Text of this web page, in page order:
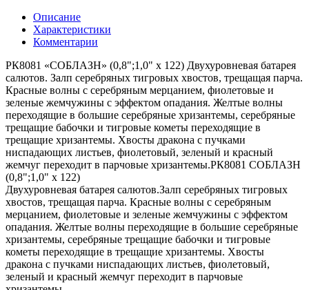
Описание
Характеристики
Комментарии
РК8081 «СОБЛАЗН» (0,8";1,0" х 122) Двухуровневая батарея
салютов. Залп серебряных тигровых хвостов, трещащая парча.
Красные волны с серебряным мерцанием, фиолетовые и
зеленые жемчужины с эффектом опадания. Желтые волны
переходящие в большие серебряные хризантемы, серебряные
трещащие бабочки и тигровые кометы переходящие в
трещащие хризантемы. Хвосты дракона с пучками
ниспадающих листьев, фиолетовый, зеленый и красный
жемчуг переходит в парчовые хризантемы.РК8081 СОБЛАЗН
(0,8";1,0" х 122)
Двухуровневая батарея салютов.Залп серебряных тигровых
хвостов, трещащая парча. Красные волны с серебряным
мерцанием, фиолетовые и зеленые жемчужины с эффектом
опадания. Желтые волны переходящие в большие серебряные
хризантемы, серебряные трещащие бабочки и тигровые
кометы переходящие в трещащие хризантемы. Хвосты
дракона с пучками ниспадающих листьев, фиолетовый,
зеленый и красный жемчуг переходит в парчовые